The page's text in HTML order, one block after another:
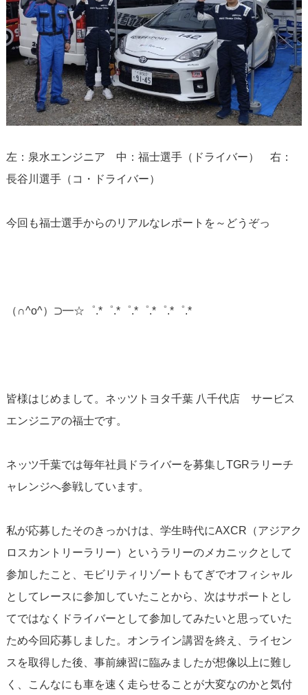
左：泉水エンジニア 中：福士選手（ドライバー） 右：
長谷川選手（コ・ドライバー）
今回も福士選手からのリアルなレポートを～どうぞっ
（∩^o^）⊃━☆゜.*゜.*゜.*゜.*゜.*゜.*
皆様はじめまして。ネッツトヨタ千葉 八千代店 サービス
エンジニアの福士です。
ネッツ千葉では毎年社員ドライバーを募集しTGRラリーチ
ャレンジへ参戦しています。
私が応募したそのきっかけは、学生時代にAXCR（アジアク
ロスカントリーラリー）というラリーのメカニックとして
参加したこと、モビリティリゾートもてぎでオフィシャル
としてレースに参加していたことから、次はサポートとし
てではなくドライバーとして参加してみたいと思っていた
ため今回応募しました。オンライン講習を終え、ライセン
スを取得した後、事前練習に臨みましたが想像以上に難し
く、こんなにも車を速く走らせることが大変なのかと気付